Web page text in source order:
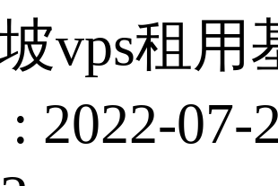
vps租用
2022-07-